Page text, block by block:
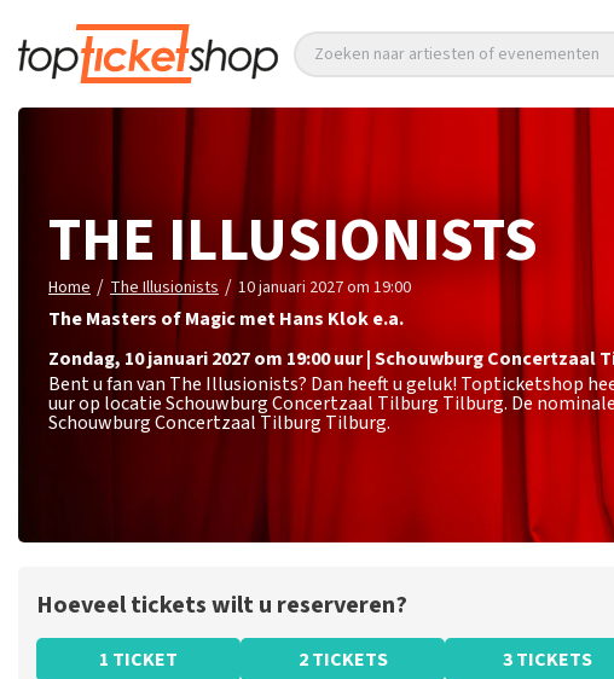
Zoeken naar artiesten of evenementen
THE ILLUSIONISTS
Home / The Illusionists / 10 januari 2027 om 19:00
The Masters of Magic met Hans Klok e.a.
zondag, 10 januari 2027 om 19:00uur|Schouwburg Concertzaal
Bent u fan van The Illusionists? Dan heeft u geluk! Topticketshop
uur op locatie Schouwburg Concertzaal Tilburg Tilburg. De
Schouwburg Concertzaal Tilburg Tilburg.
Hoeveel tickets wilt u reserveren?
1 TICKET 2 TICKETS 3 TICKETS